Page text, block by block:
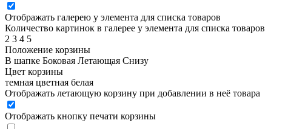
Отображать галерею у элемента для списка товаров
Количество картинок в галерее у элемента для списка товаров
2 3 4 5
Положение корзины
В шапке Боковая Летающая Снизу
Цвет корзины
темная цветная белая
Отображать летающую корзину при добавлении в неё товара
Отображать кнопку печати корзины